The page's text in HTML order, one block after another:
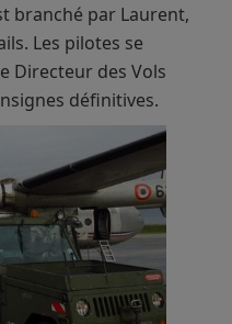
branché par Laurent,
Les pilotes se
Directeur des Vols
définitives.